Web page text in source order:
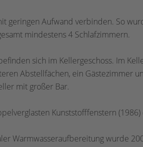
geringen Aufwand verbinden. So
mindestens 4 Schlafzimmern.
sich im Kellergeschoss. Im
Abstellfächen, ein Gästezimmer
mit großer Bar.
Kunststofffenstern
Warmwasseraufbereitung wurde